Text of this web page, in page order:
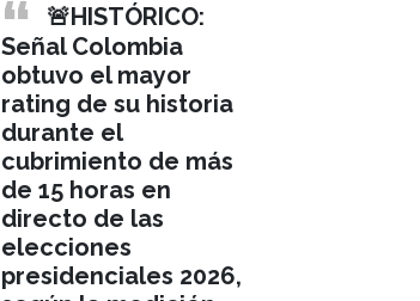
🚨HISTÓRICO:
Señal Colombia
obtuvo el mayor
rating de su historia
durante el
cubrimiento de más
de 15 horas en
directo de las
elecciones
presidenciales 2026,